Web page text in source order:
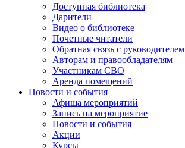
Доступная библиотека
Дарители
Видео о библиотеке
Почетные читатели
Обратная связь с руководителем
Авторам и правообладателям
Участникам СВО
Аренда помещений
Новости и события
Афиша мероприятий
Запись на мероприятие
Новости и события
Акции
Курсы